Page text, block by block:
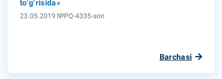
to‘g‘risida»
23.05.2019 №PQ-4335-son
Barchasi